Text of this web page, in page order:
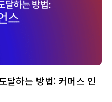
달하는 방법: 커머스 인